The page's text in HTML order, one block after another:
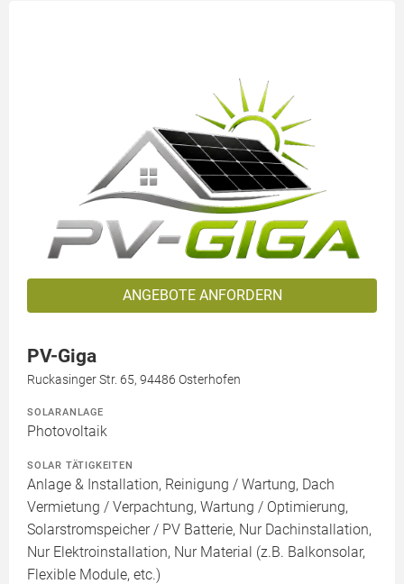
ANGEBOTE ANFORDERN
PV-Giga
Ruckasinger Str. 65, 94486 Osterhofen
SOLARANLAGE
Photovoltaik
SOLAR TÄTIGKEITEN
Anlage & Installation, Reinigung / Wartung, Dach
Vermietung / Verpachtung, Wartung / Optimierung,
Solarstromspeicher / PV Batterie, Nur Dachinstallation,
Nur Elektroinstallation, Nur Material (z.B. Balkonsolar,
Flexible Module, etc.)